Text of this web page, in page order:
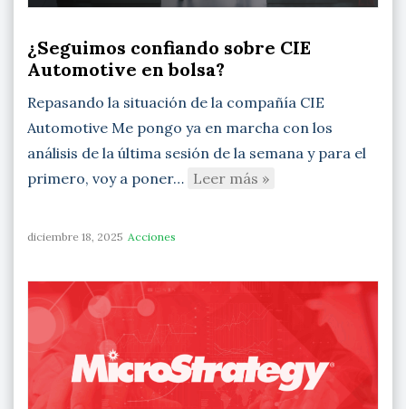
¿Seguimos confiando sobre CIE
Automotive en bolsa?
Repasando la situación de la compañía CIE
Automotive Me pongo ya en marcha con los
análisis de la última sesión de la semana y para el
primero, voy a poner… Leer más »
diciembre 18, 2025 Acciones